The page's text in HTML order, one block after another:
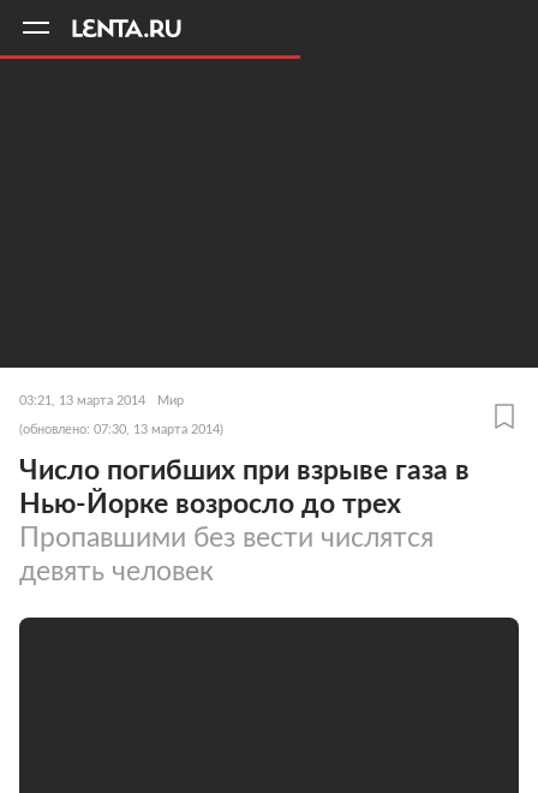
03:21, 13 марта 2014 Мир
(обновлено: 07:30, 13 марта 2014)
Число погибших при взрыве газа в
Нью-Йорке возросло до трех
Пропавшими без вести числятся
девять человек